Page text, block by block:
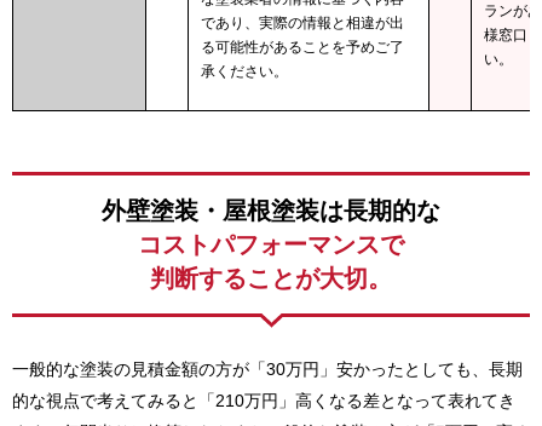
であり、実際の情報と相違が出
る可能性があることを予めご了
承ください。
ランが
様窓口
い。
外壁塗装・屋根塗装は長期的な
コストパフォーマンスで
判断することが大切。
一般的な塗装の見積金額の方が「30万円」安かったとしても、長期
的な視点で考えてみると「210万円」高くなる差となって表れてき